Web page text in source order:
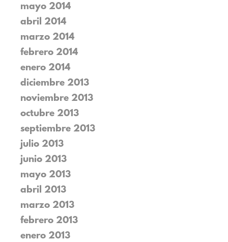
mayo 2014
abril 2014
marzo 2014
febrero 2014
enero 2014
diciembre 2013
noviembre 2013
octubre 2013
septiembre 2013
julio 2013
junio 2013
mayo 2013
abril 2013
marzo 2013
febrero 2013
enero 2013